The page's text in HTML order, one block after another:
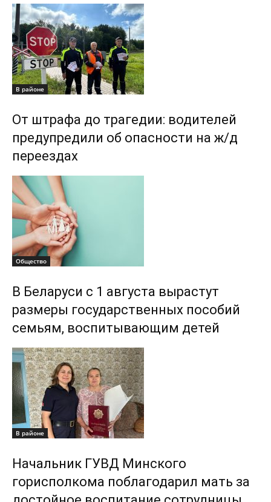
В районе
От штрафа до трагедии: водителей
предупредили об опасности на ж/д
переездах
Общество
В Беларуси с 1 августа вырастут
размеры государственных пособий
семьям, воспитывающим детей
В районе
Начальник ГУВД Минского
горисполкома поблагодарил мать за